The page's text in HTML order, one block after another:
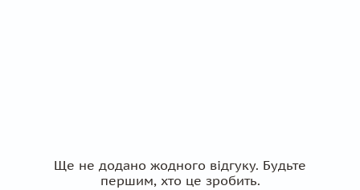
Ще не додано жодного відгуку. Будьте
першим, хто це зробить.